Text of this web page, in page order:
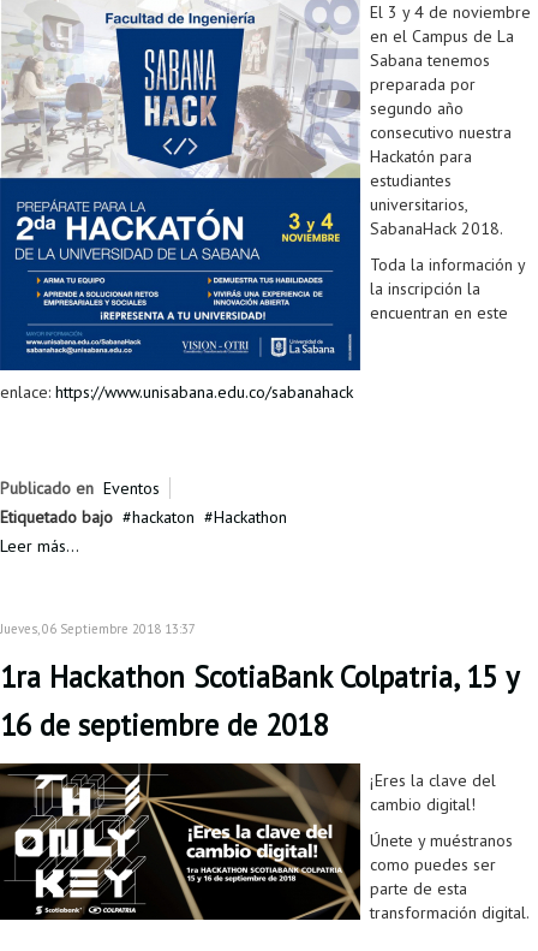
El 3 y 4 de noviembre
en el Campus de La
Sabana tenemos
preparada por
segundo año
consecutivo nuestra
Hackatón para
estudiantes
universitarios,
SabanaHack 2018.
Toda la información y
la inscripción la
encuentran en este
enlace: https://www.unisabana.edu.co/sabanahack
Publicado en Eventos
Etiquetado bajo
hackaton
Hackathon
Leer más...
Jueves, 06 Septiembre 2018 13:37
1ra Hackathon ScotiaBank Colpatria, 15 y
16 de septiembre de 2018
¡Eres la clave del
cambio digital!
Únete y muéstranos
como puedes ser
parte de esta
transformación digital.